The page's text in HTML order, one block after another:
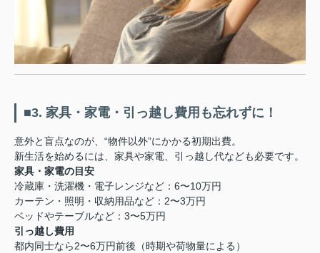
■3. 家具・家電・引っ越し費用も忘れずに！
意外と盲点なのが、“物件以外”にかかる初期出費。
新生活を始めるには、家具や家電、引っ越し代なども必要です。
家具・家電の目安
冷蔵庫・洗濯機・電子レンジなど：6〜10万円
カーテン・照明・収納用品など：2〜3万円
ベッドやテーブルなど：3〜5万円
引っ越し費用
都内同士なら2〜6万円前後（時期や荷物量による）